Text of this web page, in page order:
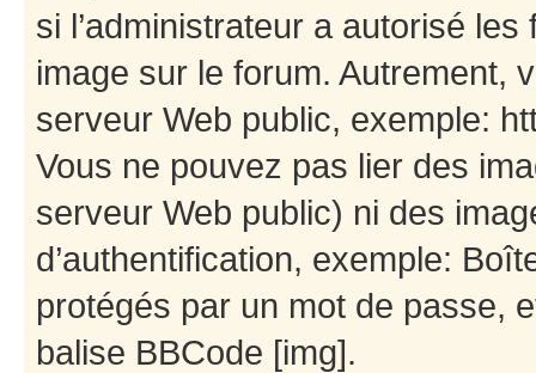
si l’administrateur a autorisé
image sur le forum. Autrement,
serveur Web public, exemple:
Vous ne pouvez pas lier des
serveur Web public) ni des
d’authentification, exemple:
protégés par un mot de passe,
balise BBCode [img].